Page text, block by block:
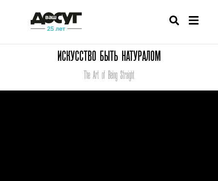
ИСКУССТВО БЫТЬ НАТУРАЛОМ
The Art of Being Straight